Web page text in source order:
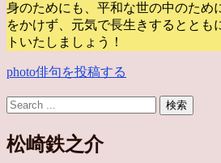
身のためにも、平和な世の中のため
をかけず、元気で長生きするととも
トいたしましょう！
photo俳句を投稿する
松崎鉄之介